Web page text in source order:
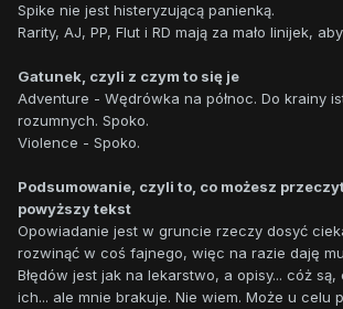
Spike nie jest histeryzującą panienką.
Rarity, AJ, PP, Flut i RD mają za mało linijek,
Gatunek, czyli z czym to się je
Adventure - Wędrówka na północ. Do krainy
rozumnych. Spoko.
Violence - Spoko.
Podsumowanie, czyli to, co możesz
powyższy tekst
Opowiadanie jest w gruncie rzeczy dosyć
rozwinąć w coś fajnego, więc na razie daję
Błędów jest jak na lekarstwo, a opisy... cóż
ich... ale mnie brakuje. Nie wiem. Może u celu